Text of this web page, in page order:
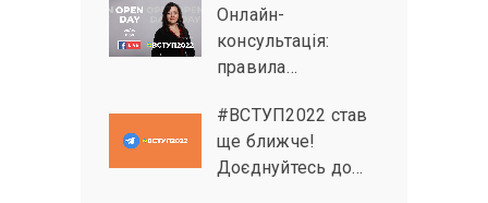
Онлайн-
консультація:
правила…
#ВСТУП2022 став
ще ближче!
Доєднуйтесь до…